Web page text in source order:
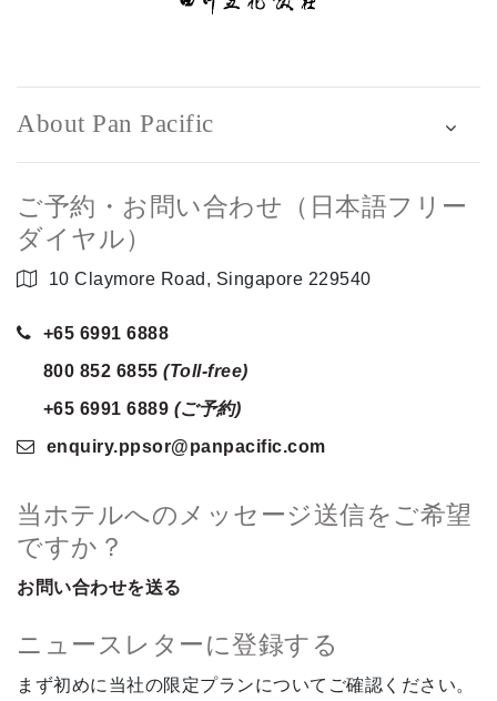
About Pan Pacific
ご予約・お問い合わせ（日本語フリー
ダイヤル）
10 Claymore Road, Singapore 229540
+65 6991 6888
800 852 6855 (Toll-free)
+65 6991 6889 (ご予約)
enquiry.ppsor@panpacific.com
当ホテルへのメッセージ送信をご希望
ですか？
お問い合わせを送る
ニュースレターに登録する
まず初めに当社の限定プランについてご確認ください。